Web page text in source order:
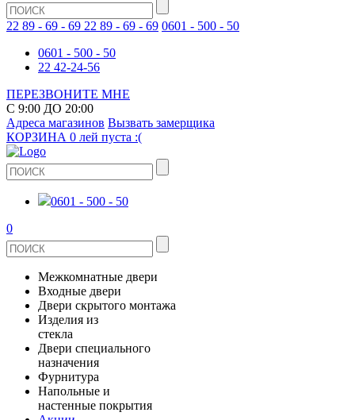
22 89 - 69 - 69 22 89 - 69 - 69 0601 - 500 - 50
0601 - 500 - 50
22 42-24-56
ПЕРЕЗВОНИТЕ МНЕ
С 9:00 ДО 20:00
Адреса магазинов Вызвать замерщика
КОРЗИНА 0 лей пуста :(
0601 - 500 - 50
0
Межкомнатные двери
ШПОНИРОВАНЫЕ
ЭКОШПОН
ЭМАЛЬ
ИЗ МАССИВА СОСНЫ
Входные двери
МЕТАЛЛИЧЕСКИЕ ДВЕРИ
В КВАРТИРУ
ДЛЯ ДОМА
Двери скрытого монтажа
СТЕКЛЯННЫЕ
ЗЕРКАЛЬНЫЕ
КЕРАМОГРАНИТ
Изделия из
стекла
ДВЕРИ
ДУШЕВЫЕ КАБИНЫ И ПЕРЕГОРОДКИ
Двери специального
назначения
ПРОТИВОПОЖАРНЫЕ
Фурнитура
ДВЕРНЫЕ РУЧКИ
Напольные и
настенные покрытия